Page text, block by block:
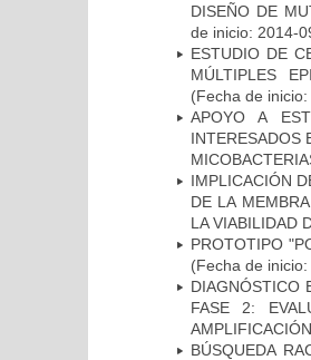
DISEÑO DE
de inicio: 2014-
ESTUDIO DE
MÚLTIPLES
(Fecha de
APOYO A
INTERESADOS
IMPLICACIÓN
DE LA
LA VIABILIDAD
PROTOTIPO
(Fecha de
DIAGNÓSTICO
FASE 2:
BÚSQUEDA